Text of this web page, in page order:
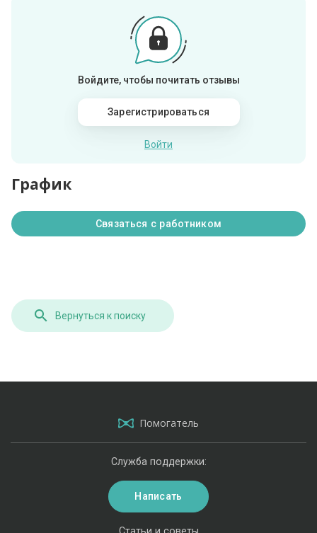
Войдите, чтобы почитать отзывы
Зарегистрироваться
Войти
График
Связаться с работником
Вернуться к поиску
Помогатель
Служба поддержки:
Написать